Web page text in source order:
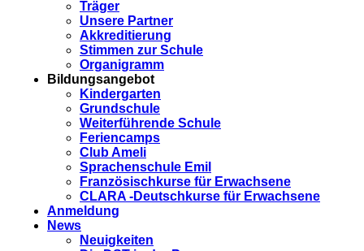
Träger
Unsere Partner
Akkre­di­tier­ung
Stimmen zur Schule
Organigramm
Bildungsangebot
Kindergarten
Grundschule
Weiterführende Schule
Feriencamps
Club Ameli
Sprachenschule Emil
Französischkurse für Erwachsene
CLARA -Deutschkurse für Erwachsene
Anmeldung
News
Neuigkeiten